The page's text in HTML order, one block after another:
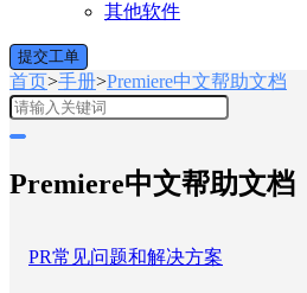
其他软件
提交工单
首页>手册>Premiere中文帮助文档
Premiere中文帮助文档
PR常见问题和解决方案